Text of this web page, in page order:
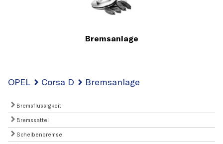
Bremsanlage
OPEL Corsa D Bremsanlage
Bremsflüssigkeit
Bremssattel
Scheibenbremse